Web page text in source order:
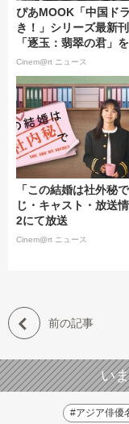
ぴあMOOK「中国ド
き！」シリーズ最新
「逐玉：翡翠の君」
ジのボリュームで徹底
Cinem@rt ニュース
「この結婚は社外秘
じ・キャスト・放送
2にて放送
Cinem@rt ニュース
前の記事
い
#アジア俳優